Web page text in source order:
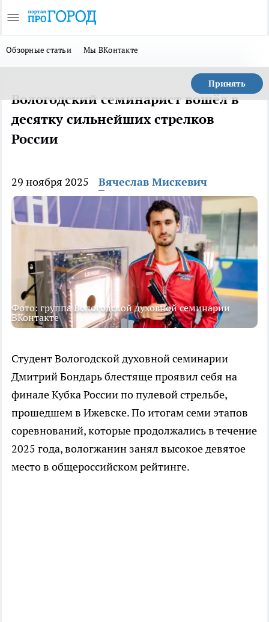
Обзорные статьи Мы ВКонтакте
Принять
Вологодский семинарист вошёл в
десятку сильнейших стрелков
России
29 ноября 2025 Вячеслав Мискевич
Фото: группа Вологодской духовной семинарии
ВКонтакте
Студент Вологодской духовной семинарии
Дмитрий Бондарь блестяще проявил себя на
финале Кубка России по пулевой стрельбе,
прошедшем в Ижевске. По итогам семи этапов
соревнований, которые продолжались в течение
2025 года, вологжанин занял высокое девятое
место в общероссийском рейтинге.